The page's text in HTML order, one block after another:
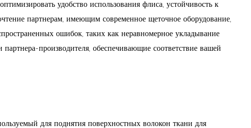
удобство использования флиса, устойчивость к
партнерам, имеющим современное щеточное оборудование,
ошибок, таких как неравномерное укладывание
производителя, обеспечивающие соответствие вашей
для поднятия поверхностных волокон ткани для